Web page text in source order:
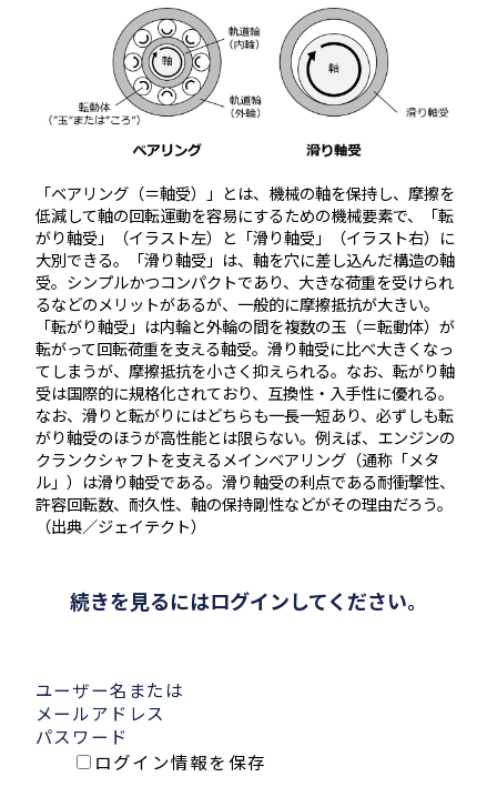
「ベアリング（＝軸受）」とは、機械の軸を保持し、摩擦を
低減して軸の回転運動を容易にするための機械要素で、「転
がり軸受」（イラスト左）と「滑り軸受」（イラスト右）に
大別できる。「滑り軸受」は、軸を穴に差し込んだ構造の軸
受。シンプルかつコンパクトであり、大きな荷重を受けられ
るなどのメリットがあるが、一般的に摩擦抵抗が大きい。
「転がり軸受」は内輪と外輪の間を複数の玉（＝転動体）が
転がって回転荷重を支える軸受。滑り軸受に比べ大きくなっ
てしまうが、摩擦抵抗を小さく抑えられる。なお、転がり軸
受は国際的に規格化されており、互換性・入手性に優れる。
なお、滑りと転がりにはどちらも一長一短あり、必ずしも転
がり軸受のほうが高性能とは限らない。例えば、エンジンの
クランクシャフトを支えるメインベアリング（通称「メタ
ル」）は滑り軸受である。滑り軸受の利点である耐衝撃性、
許容回転数、耐久性、軸の保持剛性などがその理由だろう。
（出典／ジェイテクト）
続きを見るにはログインしてください。
ユーザー名または
メールアドレス
パスワード
ログイン情報を保存